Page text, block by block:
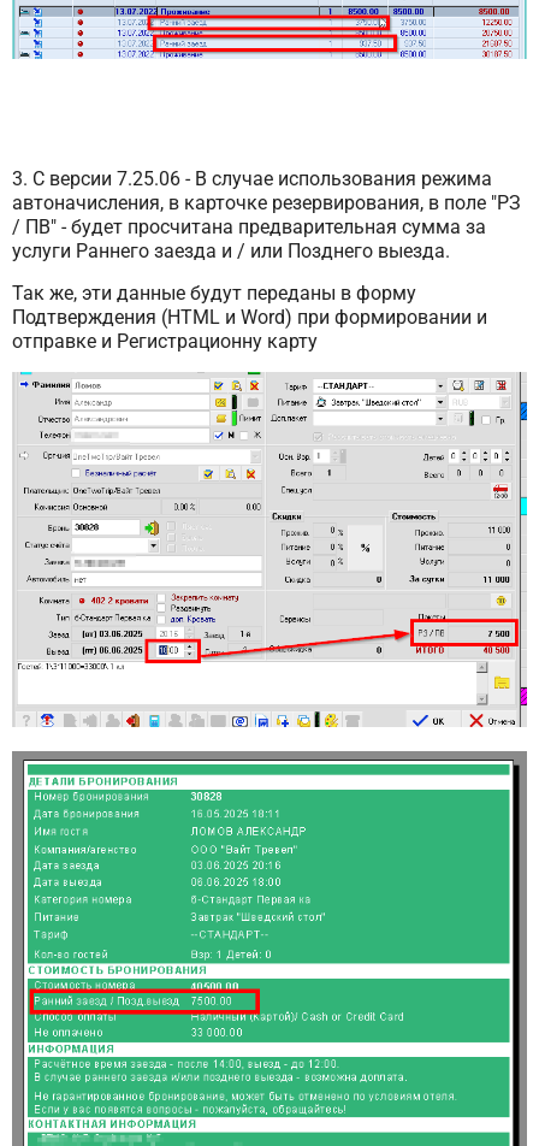
3. С версии 7.25.06 - В случае использования режима
автоначисления, в карточке резервирования, в поле "РЗ
/ ПВ" - будет просчитана предварительная сумма за
услуги Раннего заезда и / или Позднего выезда.
Так же, эти данные будут переданы в форму
Подтверждения (HTML и Word) при формировании и
отправке и Регистрационну карту